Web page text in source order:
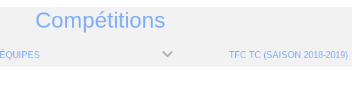
Compétitions
ÉQUIPES TFC TC (SAISON 2018-2019)